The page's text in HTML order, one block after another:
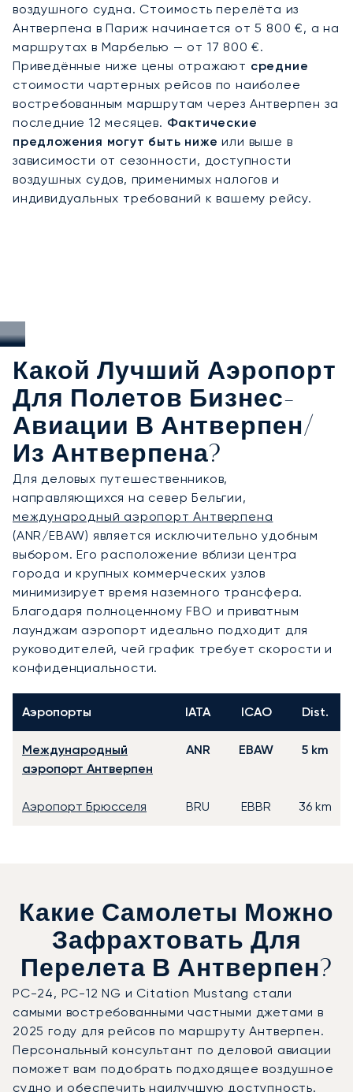
Обладая двадцатилетним опытом, LunaJets
стала первым европейским брокером частной
авиации, получившим сертификат Argus®, что
подтверждает нашу приверженность
безопасности, надёжности и гибкости. Мы
гарантируем слоты на прибытие в Антверпен в
периоды повышенного спроса — от
международных торговых выставок до пика
туристического сезона.
воздушного судна. Стоимость перелёта из
Антверпена в Париж начинается от 5 800 €, а на
маршрутах в Марбелью — от 17 800 €.
Приведённые ниже цены отражают средние
стоимости чартерных рейсов по наиболее
востребованным маршрутам через Антверпен за
последние 12 месяцев. Фактические
предложения могут быть ниже или выше в
зависимости от сезонности, доступности
воздушных судов, применимых налогов и
индивидуальных требований к вашему рейсу.
Какой Лучший Аэропорт
Для Полетов Бизнес-
Авиации В Антверпен/
Из Антверпена?
Для деловых путешественников,
направляющихся на север Бельгии,
международный аэропорт Антверпена
(ANR/EBAW) является исключительно удобным
выбором. Его расположение вблизи центра
города и крупных коммерческих узлов
минимизирует время наземного трансфера.
Благодаря полноценному FBO и приватным
лаунджам аэропорт идеально подходит для
руководителей, чей график требует скорости и
конфиденциальности.
Аэропорты IATA ICAO Dist.
Международный
аэропорт Антверпен
ANR EBAW 5 km
Аэропорт Брюсселя BRU EBBR 36 km
Какие Самолеты Можно
Зафрахтовать Для
Перелета В Антверпен?
PC-24, PC-12 NG и Citation Mustang стали
самыми востребованными частными джетами в
2025 году для рейсов по маршруту Антверпен.
Персональный консультант по деловой авиации
поможет вам подобрать подходящее воздушное
судно и обеспечить наилучшую доступность.